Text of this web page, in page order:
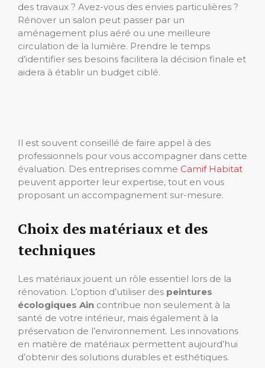
des travaux ? Avez-vous des envies particulières ?
Rénover un salon peut passer par un
aménagement plus aéré ou une meilleure
circulation de la lumière. Prendre le temps
d’identifier ses besoins facilitera la décision finale et
aidera à établir un budget ciblé.
Il est souvent conseillé de faire appel à des
professionnels pour vous accompagner dans cette
évaluation. Des entreprises comme Camif Habitat
peuvent apporter leur expertise, tout en vous
proposant un accompagnement sur-mesure.
Choix des matériaux et des
techniques
Les matériaux jouent un rôle essentiel lors de la
rénovation. L’option d’utiliser des peintures
écologiques Ain contribue non seulement à la
santé de votre intérieur, mais également à la
préservation de l’environnement. Les innovations
en matière de matériaux permettent aujourd’hui
d’obtenir des solutions durables et esthétiques.